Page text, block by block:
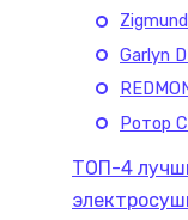
Garlyn
Ротор
ТОП-4